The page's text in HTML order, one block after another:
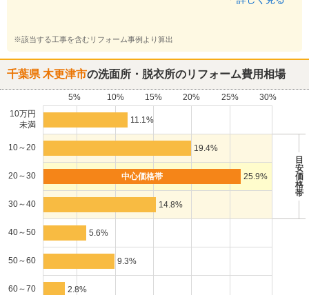
※該当する工事を含むリフォーム事例より算出
千葉県 木更津市の洗面所・脱衣所のリフォーム費用相場
5% 10% 15% 20% 25%
30%
10万円
未満
11.1%
10～20
19.4%
目
安
価
格
帯
20～30 25.9%
30～40 14.8%
40～50 5.6%
50～60 9.3%
60～70 2.8%